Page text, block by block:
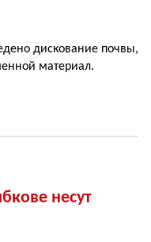
дискование почвы,
материал.
несут